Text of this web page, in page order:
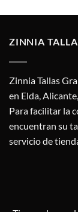
1,20 €.0,95
ZINNIA
Zinnia Tallas
en Elda,
Para facilitar la
encuentran su
servicio de